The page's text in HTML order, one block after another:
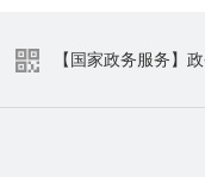
【国家政务服务】